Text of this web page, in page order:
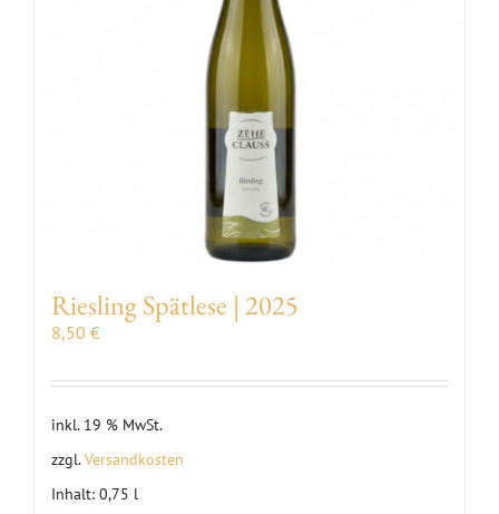
Riesling Spätlese | 2025
8,50 €
inkl. 19 % MwSt.
zzgl.Versandkosten
Inhalt: 0,75 l